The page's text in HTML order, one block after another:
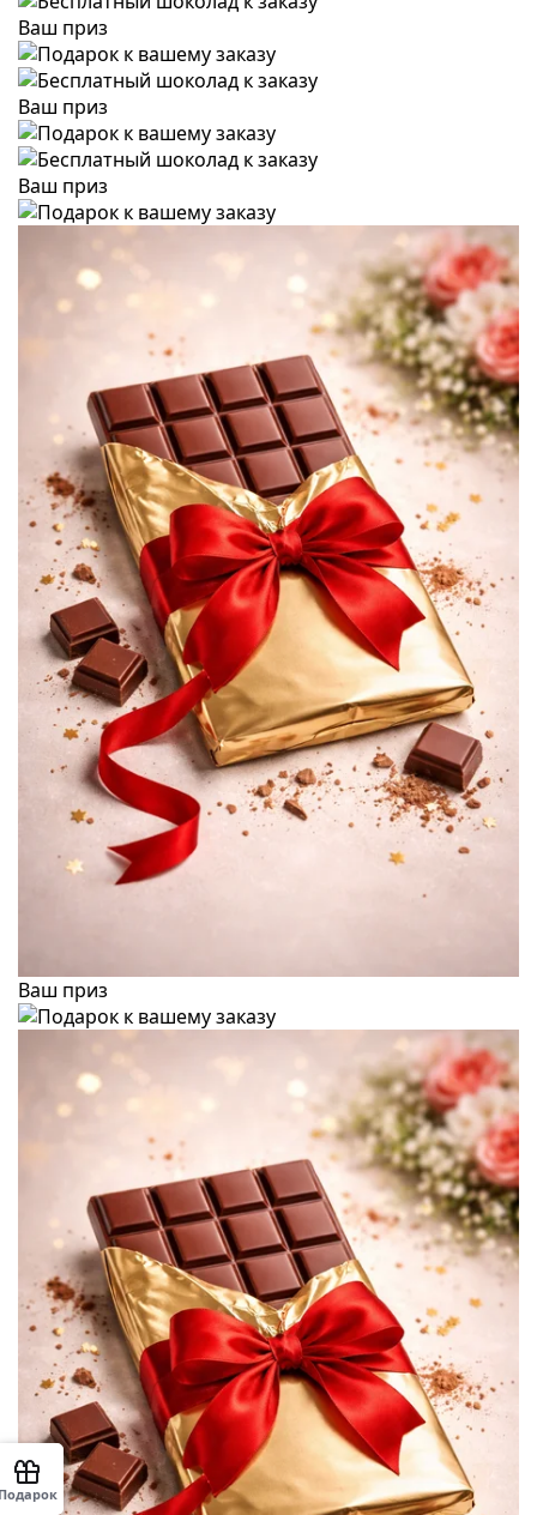
Ваш приз
Ваш приз
Ваш приз
Ваш приз